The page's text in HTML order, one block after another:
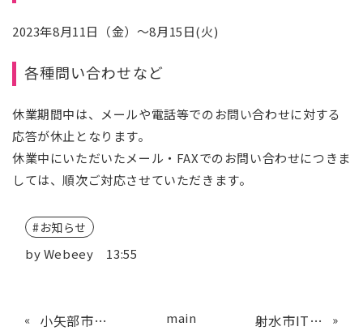
2023年8月11日（金）～8月15日(火)
各種問い合わせなど
休業期間中は、メールや電話等でのお問い合わせに対する
応答が休止となります。
休業中にいただいたメール・FAXでのお問い合わせにつきま
しては、順次ご対応させていただきます。
お知らせ
byWebeey 13:55
« 小矢部市企業紹介PR動画制作支援補助金のご案内 main 射水市IT活用支援事業補助金のご案内 »